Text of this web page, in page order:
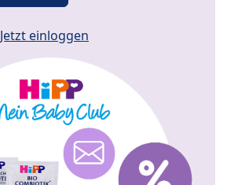
Jetzt einloggen